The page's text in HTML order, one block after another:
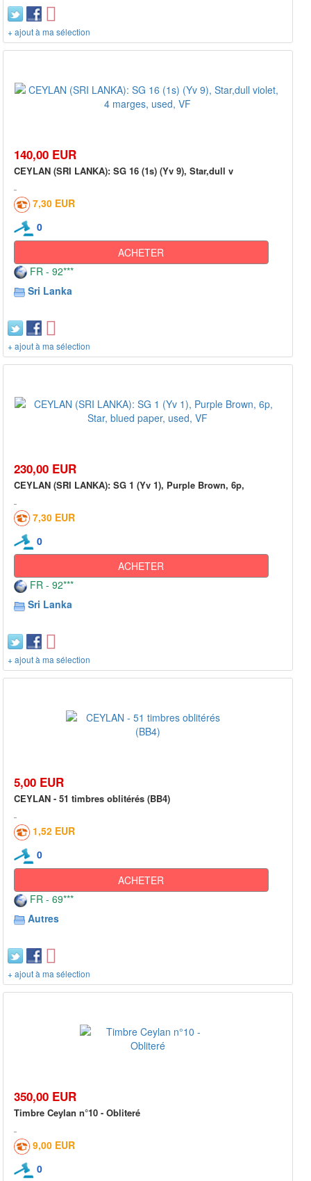
+ ajout à ma sélection
140,00 EUR
CEYLAN (SRI LANKA): SG 16 (1s) (Yv 9), Star,dull v
7,30 EUR
0
ACHETER
FR - 92***
Sri Lanka
+ ajout à ma sélection
230,00 EUR
CEYLAN (SRI LANKA): SG 1 (Yv 1), Purple Brown, 6p,
7,30 EUR
0
ACHETER
FR - 92***
Sri Lanka
+ ajout à ma sélection
5,00 EUR
CEYLAN - 51 timbres oblitérés (BB4)
1,52 EUR
0
ACHETER
FR - 69***
Autres
+ ajout à ma sélection
350,00 EUR
Timbre Ceylan n°10 - Obliteré
9,00 EUR
0